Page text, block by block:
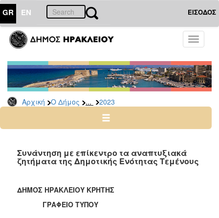
GR EN ΕΙΣΟΔΟΣ
Toggle
Αρχική Ο Δήμος ... 2023
ΔΗΜΟΣ
Δελτία
Τύπου
Αρχείο
2026
2024
2022
2020
2019
Συνάντηση με επίκεντρο τα αναπτυξιακά
ζητήματα της Δημοτικής Ενότητας Τεμένους
ΔΗΜΟΣ ΗΡΑΚΛΕΙΟΥ ΚΡΗΤΗΣ
ΓΡΑΦΕΙΟ ΤΥΠΟΥ